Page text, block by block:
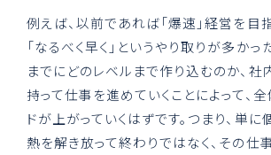
例えば、以前であれば「爆速」経営を目
「なるべく早く」というやり取りが多かっ
までにどのレベルまで作り込むのか、
持って仕事を進めていくことによって、
ドが上がっていくはずです。つまり、単
熱を解き放って終わりではなく、その仕